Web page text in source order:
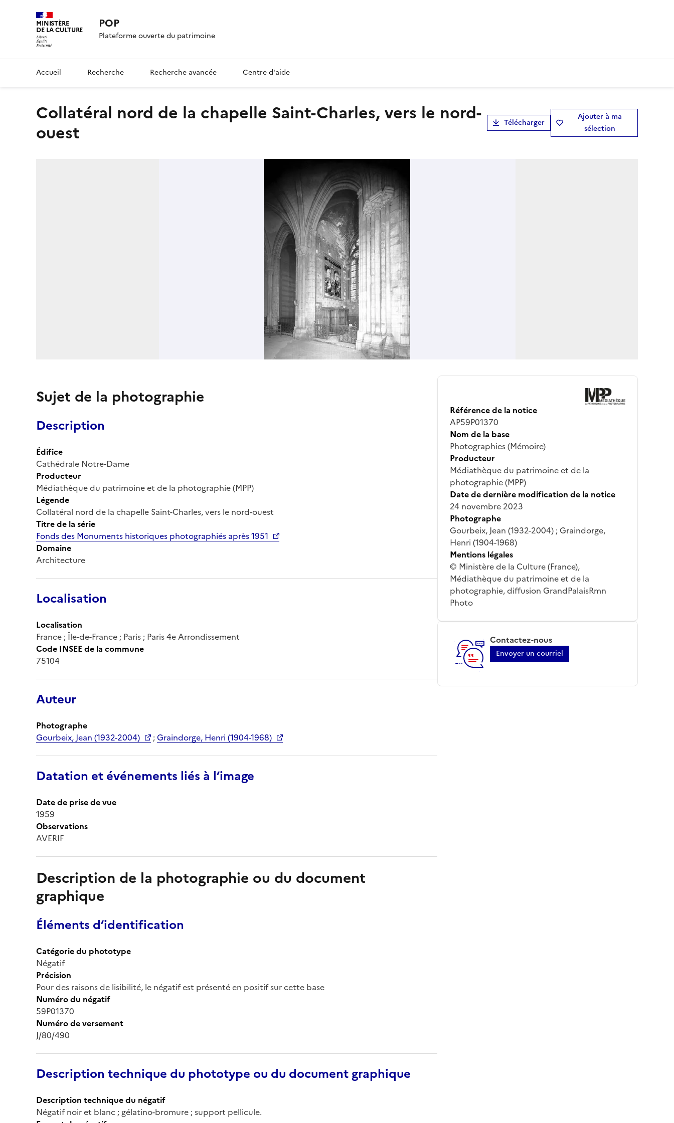
MINISTÈRE
DE LA CULTURE POP
Plateforme ouverte du patrimoine
Accueil Recherche Recherche avancée Centre d'aide
Collatéral nord de la chapelle Saint-Charles, vers le nord-
ouest
Télécharger
Ajouter à ma
sélection
Sujet de la photographie
Description
Édifice
Cathédrale Notre-Dame
Producteur
Médiathèque du patrimoine et de la photographie (MPP)
Légende
Collatéral nord de la chapelle Saint-Charles, vers le nord-ouest
Titre de la série
Fonds des Monuments historiques photographiés après 1951
Domaine
Architecture
Localisation
Localisation
France ; Île-de-France ; Paris ; Paris 4e Arrondissement
Code INSEE de la commune
75104
Auteur
Photographe
Gourbeix, Jean (1932-2004)
;Graindorge, Henri (1904-1968)
Datation et événements liés à l’image
Date de prise de vue
1959
Observations
AVERIF
Description de la photographie ou du document
graphique
Éléments d’identification
Catégorie du phototype
Négatif
Précision
Pour des raisons de lisibilité, le négatif est présenté en positif sur cette base
Numéro du négatif
59P01370
Numéro de versement
J/80/490
Description technique du phototype ou du document graphique
Description technique du négatif
Négatif noir et blanc ; gélatino-bromure ; support pellicule.
Référence de la notice
AP59P01370
Nom de la base
Photographies (Mémoire)
Producteur
Médiathèque du patrimoine et de la
photographie (MPP)
Date de dernière modification de la notice
24 novembre 2023
Photographe
Gourbeix, Jean (1932-2004) ; Graindorge,
Henri (1904-1968)
Mentions légales
© Ministère de la Culture (France),
Médiathèque du patrimoine et de la
photographie, diffusion GrandPalaisRmn
Photo
Contactez-nous
Envoyer un courriel